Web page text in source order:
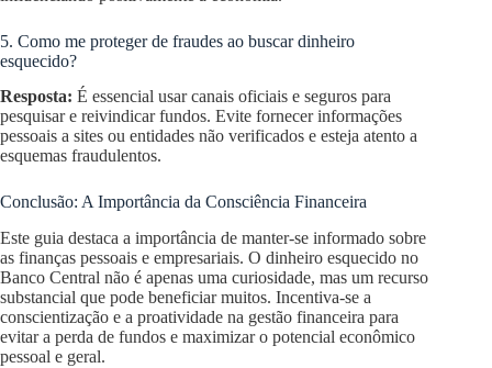
5. Como me proteger de fraudes ao buscar dinheiro
esquecido?
Resposta: É essencial usar canais oficiais e seguros para
pesquisar e reivindicar fundos. Evite fornecer informações
pessoais a sites ou entidades não verificados e esteja atento a
esquemas fraudulentos.
Conclusão: A Importância da Consciência Financeira
Este guia destaca a importância de manter-se informado sobre
as finanças pessoais e empresariais. O dinheiro esquecido no
Banco Central não é apenas uma curiosidade, mas um recurso
substancial que pode beneficiar muitos. Incentiva-se a
conscientização e a proatividade na gestão financeira para
evitar a perda de fundos e maximizar o potencial econômico
pessoal e geral.